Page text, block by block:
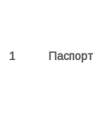
1 Паспорт